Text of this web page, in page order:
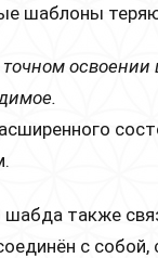
шаблоны
точном
шабда также
с